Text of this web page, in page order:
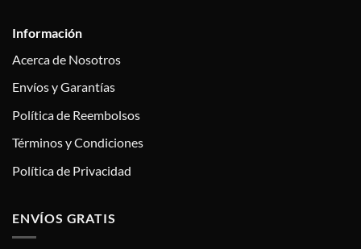
Información
Acerca de Nosotros
Envíos y Garantías
Política de Reembolsos
Términos y Condiciones
Política de Privacidad
ENVÍOS GRATIS